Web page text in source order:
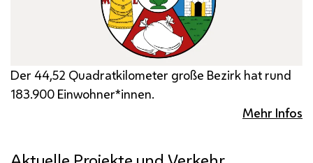
Der 44,52 Quadratkilometer große Bezirk hat rund
183.900 Einwohner*innen.
Mehr Infos